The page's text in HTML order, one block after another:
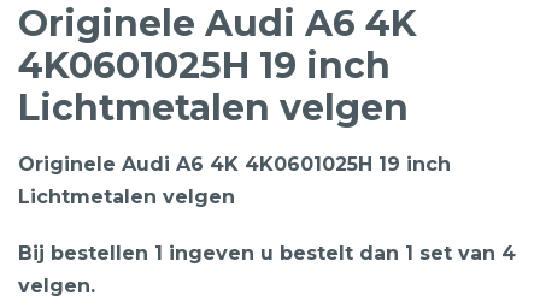
Originele Audi A6 4K
4K0601025H 19 inch
Lichtmetalen velgen
Originele Audi A6 4K 4K0601025H 19 inch
Lichtmetalen velgen
Bij bestellen 1 ingeven u bestelt dan 1 set van 4
velgen.